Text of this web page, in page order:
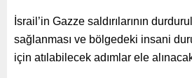
İsrail’in Gazze saldırılarının
sağlanması ve bölgedeki insani
için atılabilecek adımlar ele